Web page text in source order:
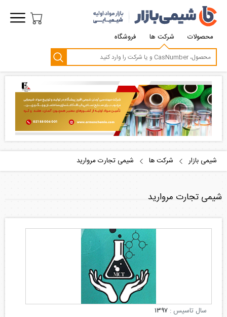
محصولات شرکت ها فروشگاه
شیمی بازار شرکت ها شیمی تجارت مروارید
شیمی تجارت مروارید
سال تاسیس : ۱۳۹۷